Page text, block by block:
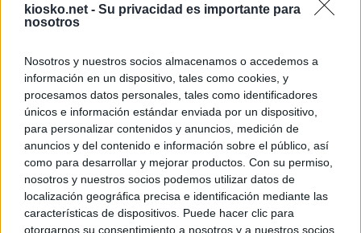
kiosko.net - Su privacidad es importante para
nosotros
Nosotros y nuestros socios almacenamos o accedemos a
información en un dispositivo, tales como cookies, y
procesamos datos personales, tales como identificadores
únicos e información estándar enviada por un dispositivo,
para personalizar contenidos y anuncios, medición de
anuncios y del contenido e información sobre el público, así
como para desarrollar y mejorar productos. Con su permiso,
nosotros y nuestros socios podemos utilizar datos de
localización geográfica precisa e identificación mediante las
características de dispositivos. Puede hacer clic para
otorgarnos su consentimiento a nosotros y a nuestros socios